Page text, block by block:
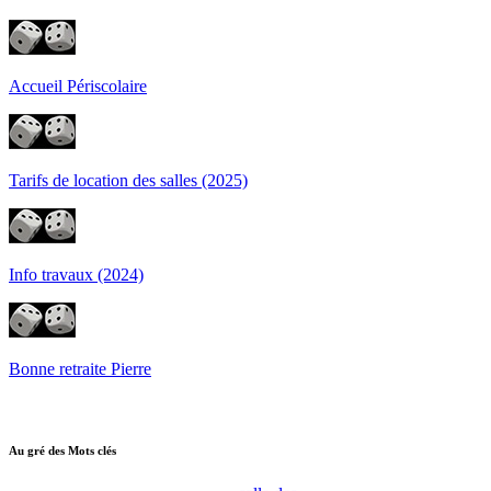
Accueil Périscolaire
Tarifs de location des salles (2025)
Info travaux (2024)
Bonne retraite Pierre
Au gré des Mots clés